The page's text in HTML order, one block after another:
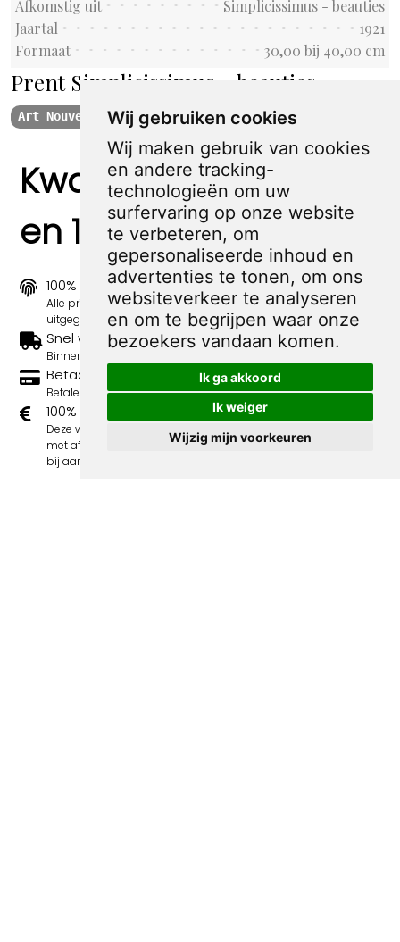
Wij gebruiken cookies
Wij maken gebruik van cookies
en andere tracking-
technologieën om uw
surfervaring op onze website
te verbeteren, om
gepersonaliseerde inhoud en
advertenties te tonen, om ons
websiteverkeer te analyseren
en om te begrijpen waar onze
bezoekers vandaan komen.
Ik ga akkoord
Ik weiger
Wijzig mijn voorkeuren
Afkomstig uit
Simplicissimus - beauties
Jaartal
1921
Formaat
30,00 bij 40,00 cm
Prent Simplicissimus - beauties
Art Nouveau Jugendstil Simplicissimus
Kwaliteit, zekerheid
en 100% sociaal
100% origineel
Alle prints zijn 100% origineel in de jaren 1910-1920
uitgegeven.
Snel verzonden
Binnen 3 werkdagen wordt je print verstuurd.
Betaal veilig en eenvoudig
Betalen kan met iDeal, Credit Card en Paypal.
100% sociaal
Deze webshop wordt volledig gerund door jongens
met afstand tot de arbeidsmarkt. Je bestelling draagt
bij aan hun welzijn en toekomstplannen!